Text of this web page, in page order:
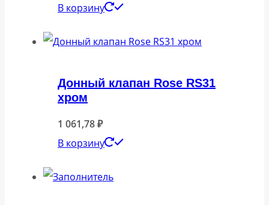
В корзину
Донный клапан Rose RS31
хром
1 061,78₽
В корзину